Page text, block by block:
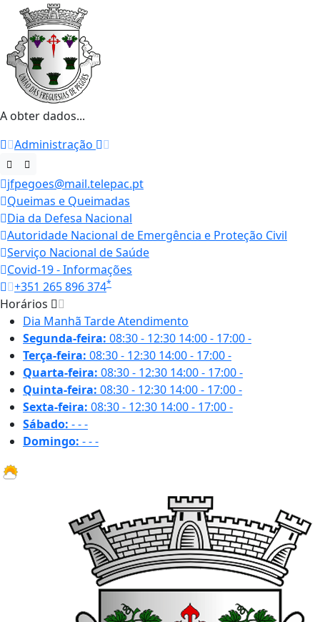
A obter dados...
Administração
jfpegoes@mail.telepac.pt
Queimas e Queimadas
Dia da Defesa Nacional
Autoridade Nacional de Emergência e Proteção Civil
Serviço Nacional de Saúde
Covid-19 - Informações
+351 265 896 374*
Horários
Dia Manhã TardeAtendimento
Segunda-feira: 08:30 - 12:30 14:00 - 17:00-
Terça-feira: 08:30 - 12:30 14:00 - 17:00-
Quarta-feira: 08:30 - 12:30 14:00 - 17:00-
Quinta-feira: 08:30 - 12:30 14:00 - 17:00-
Sexta-feira: 08:30 - 12:30 14:00 - 17:00-
Sábado: ---
Domingo: ---